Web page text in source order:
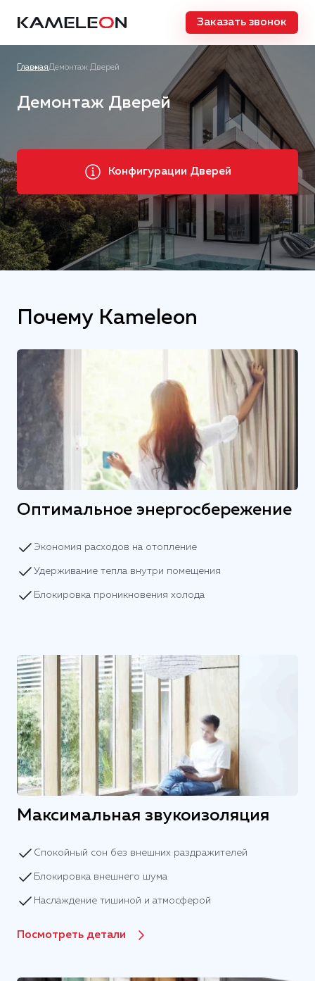
Заказать звонок
ГлавнаяДемонтаж Дверей
Демонтаж Дверей
Конфигурации Дверей
Почему Kameleon
Оптимальное энергосбережение
Экономия расходов на отопление
Удерживание тепла внутри помещения
Блокировка проникновения холода
Максимальная звукоизоляция
Спокойный сон без внешних раздражителей
Блокировка внешнего шума
Наслаждение тишиной и атмосферой
Посмотреть детали